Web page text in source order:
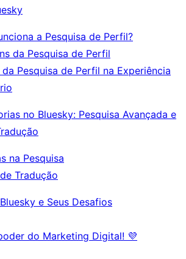
a Pesquisa de Perfil?
da Pesquisa de Perfil
Pesquisa de Perfil na Experiência
no Bluesky: Pesquisa Avançada e
na Pesquisa
Tradução
e Seus Desafios
do Marketing Digital! 💜